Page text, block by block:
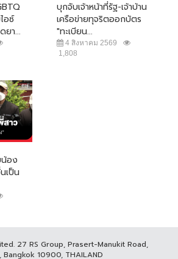
อซ์
ยา...
บุกจับเจ้าหน้าที่รัฐ-เจ้าบ้าน
เครือข่ายทุจริตออกบัตร
"ทะเบียน...
4 สิงหาคม 2569
1,808
อง
เป็น
27 RS Group, Prasert-Manukit Road,
Bangkok 10900, THAILAND